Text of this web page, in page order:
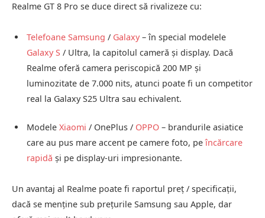
Realme GT 8 Pro se duce direct să rivalizeze cu:
Telefoane Samsung / Galaxy– în special modelele
Galaxy S / Ultra, la capitolul cameră şi display. Dacă
Realme oferă camera periscopică 200 MP şi
luminozitate de 7.000 nits, atunci poate fi un competitor
real la Galaxy S25 Ultra sau echivalent.
Modele Xiaomi / OnePlus / OPPO – brandurile asiatice
care au pus mare accent pe camere foto, peîncărcare
rapidă şi pe display-uri impresionante.
Un avantaj al Realme poate fi raportul preţ / specificaţii,
dacă se menţine sub preţurile Samsung sau Apple, dar